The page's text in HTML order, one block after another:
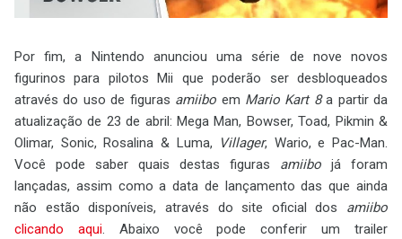
Por fim, a Nintendo anunciou uma série de nove novos
figurinos para pilotos Mii que poderão ser desbloqueados
através do uso de figuras amiibo em Mario Kart 8a partir da
atualização de 23 de abril: Mega Man, Bowser, Toad, Pikmin &
Olimar, Sonic, Rosalina & Luma,
Villager, Wario, e Pac-Man.
Você pode saber quais destas figuras amiibo já foram
lançadas, assim como a data de lançamento das que ainda
não estão disponíveis, através do site oficial dos amiibo
clicando aqui. Abaixo você pode conferir um trailer